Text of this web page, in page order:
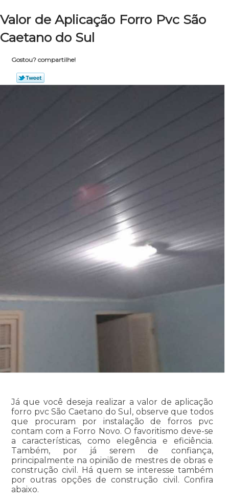
Valor de Aplicação Forro Pvc São
Caetano do Sul
Gostou? compartilhe!
Já que você deseja realizar a valor de aplicação
forro pvc São Caetano do Sul, observe que todos
que procuram por instalação de forros pvc
contam com a Forro Novo. O favoritismo deve-se
a características, como elegência e eficiência.
Também, por já serem de confiança,
principalmente na opinião de mestres de obras e
construção civil. Há quem se interesse também
por outras opções de construção civil. Confira
abaixo.